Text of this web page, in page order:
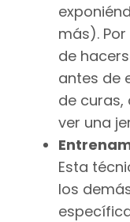
más).
de
antes de
de curas,
ver una
Esta
los